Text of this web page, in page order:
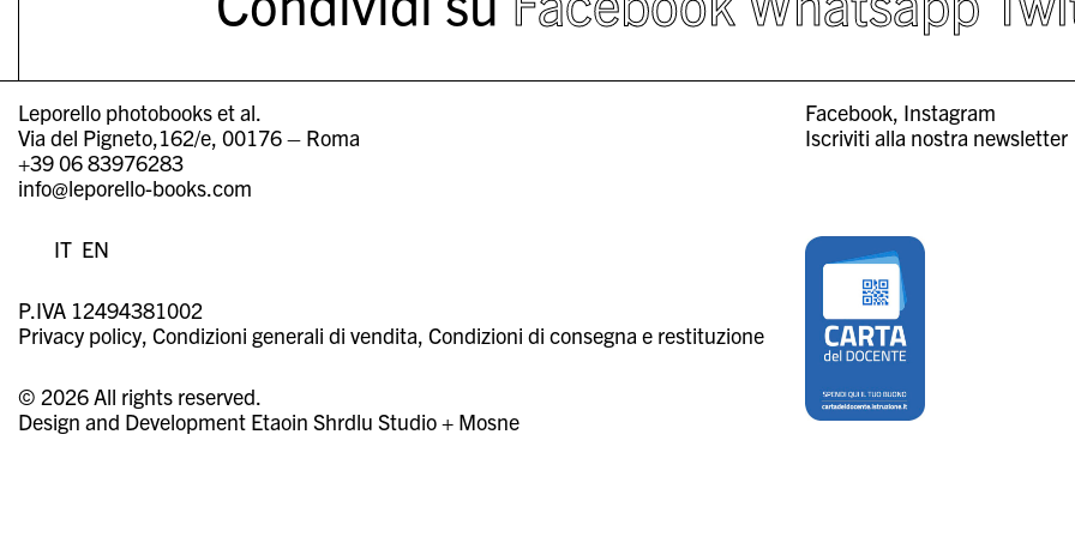
Facebook Instagram
Iscriviti alla nostra newsletter
Leporello photobooks et al.
Via del Pigneto,162/e, 00176 – Roma
+39 06 83976283
info@leporello-books.com
IT EN
P.IVA 12494381002
Privacy policy Condizioni generali di vendita Condizioni di consegna e restituzione
© 2026 All rights reserved.
Design and Development Etaoin Shrdlu Studio+ Mosne